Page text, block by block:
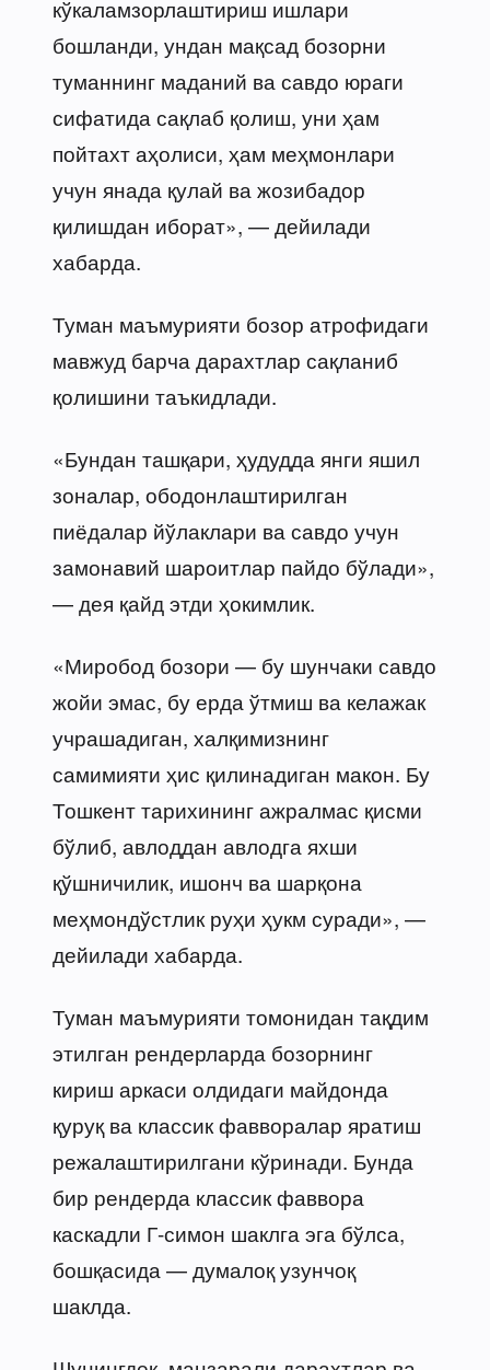
кўкаламзорлаштириш ишлари
бошланди, ундан мақсад бозорни
туманнинг маданий ва савдо юраги
сифатида сақлаб қолиш, уни ҳам
пойтахт аҳолиси, ҳам меҳмонлари
учун янада қулай ва жозибадор
қилишдан иборат», — дейилади
хабарда.
Туман маъмурияти бозор атрофидаги
мавжуд барча дарахтлар сақланиб
қолишини таъкидлади.
«Бундан ташқари, ҳудудда янги яшил
зоналар, ободонлаштирилган
пиёдалар йўлаклари ва савдо учун
замонавий шароитлар пайдо бўлади»,
— дея қайд этди ҳокимлик.
«Миробод бозори — бу шунчаки савдо
жойи эмас, бу ерда ўтмиш ва келажак
учрашадиган, халқимизнинг
самимияти ҳис қилинадиган макон. Бу
Тошкент тарихининг ажралмас қисми
бўлиб, авлоддан авлодга яхши
қўшничилик, ишонч ва шарқона
меҳмондўстлик руҳи ҳукм суради», —
дейилади хабарда.
Туман маъмурияти томонидан тақдим
этилган рендерларда бозорнинг
кириш аркаси олдидаги майдонда
қуруқ ва классик фавворалар яратиш
режалаштирилгани кўринади. Бунда
бир рендерда классик фаввора
каскадли Г-симон шаклга эга бўлса,
бошқасида — думалоқ узунчоқ
шаклда.